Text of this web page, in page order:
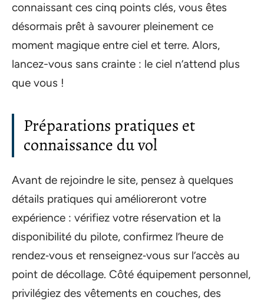
connaissant ces cinq points clés, vous êtes
désormais prêt à savourer pleinement ce
moment magique entre ciel et terre. Alors,
lancez-vous sans crainte : le ciel n’attend plus
que vous !
Préparations pratiques et
connaissance du vol
Avant de rejoindre le site, pensez à quelques
détails pratiques qui amélioreront votre
expérience : vérifiez votre réservation et la
disponibilité du pilote, confirmez l’heure de
rendez‑vous et renseignez‑vous sur l’accès au
point de décollage. Côté équipement personnel,
privilégiez des vêtements en couches, des